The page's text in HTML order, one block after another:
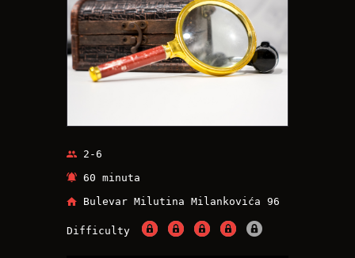
2-6
60 minuta
Bulevar Milutina Milankovića 96
Difficulty